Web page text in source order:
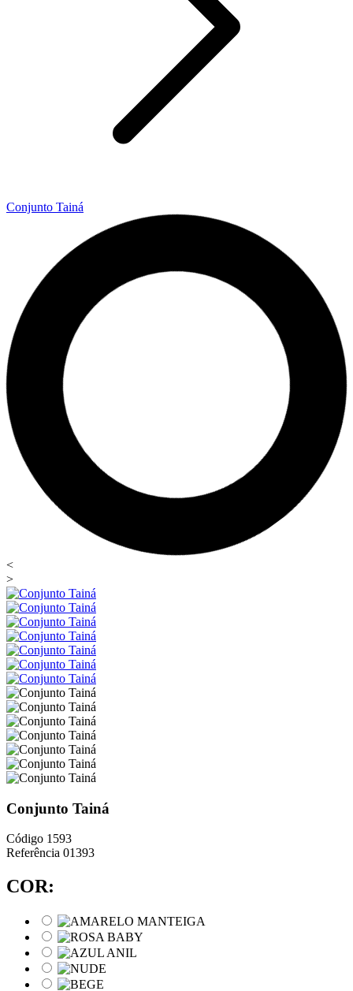
Conjunto Tainá
<
>
Conjunto Tainá
Código 1593
Referência 01393
COR: